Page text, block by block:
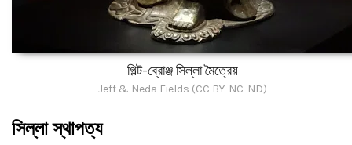
গিল্ট-ব্রোঞ্জ সিল্লা মৈত্রেয়
Jeff & Neda Fields (CC BY-NC-ND)
সিল্লা স্থাপত্য